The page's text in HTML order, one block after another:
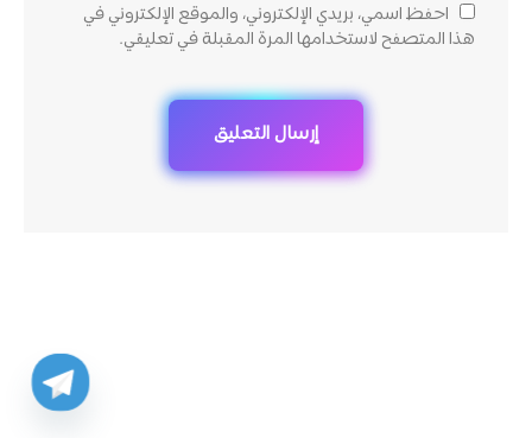
احفظ اسمي، بريدي الإلكتروني، والموقع الإلكتروني في
هذا المتصفح لاستخدامها المرة المقبلة في تعليقي.